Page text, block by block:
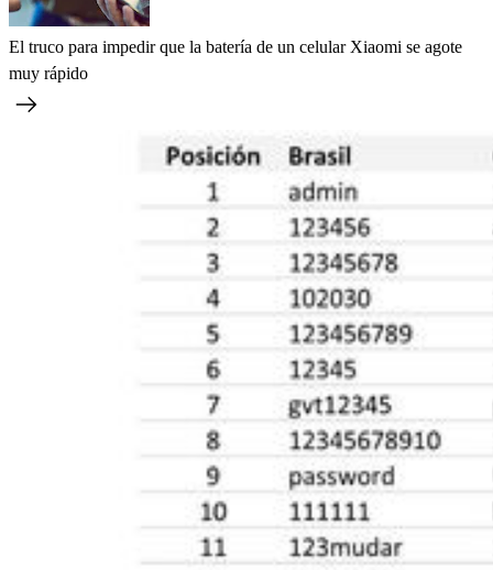
El truco para impedir que la batería de un celular Xiaomi se agote
muy rápido